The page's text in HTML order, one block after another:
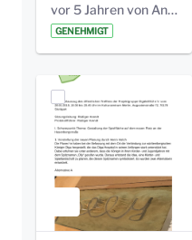
vor 5 Jahren von Anni Schlumberger
GENEHMIGT